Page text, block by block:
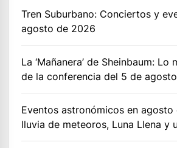
Tren Suburbano: Conciertos y
agosto de 2026
La ‘Mañanera’ de Sheinbaum:
de la conferencia del 5 de agosto
Eventos astronómicos en
lluvia de meteoros, Luna Llena y